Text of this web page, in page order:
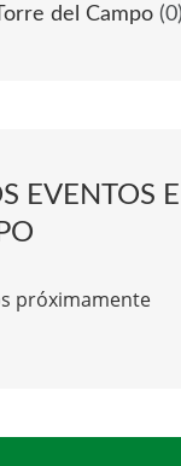
del Campo (0)
EVENTOS
próximamente